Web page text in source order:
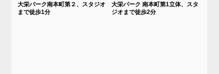
大栄パーク南本町第２、スタジオ
まで徒歩1分
大栄パーク 南本町第1立体、スタ
ジオまで徒歩2分